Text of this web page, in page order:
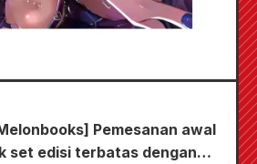
Pemesanan awal
set edisi terbatas dengan